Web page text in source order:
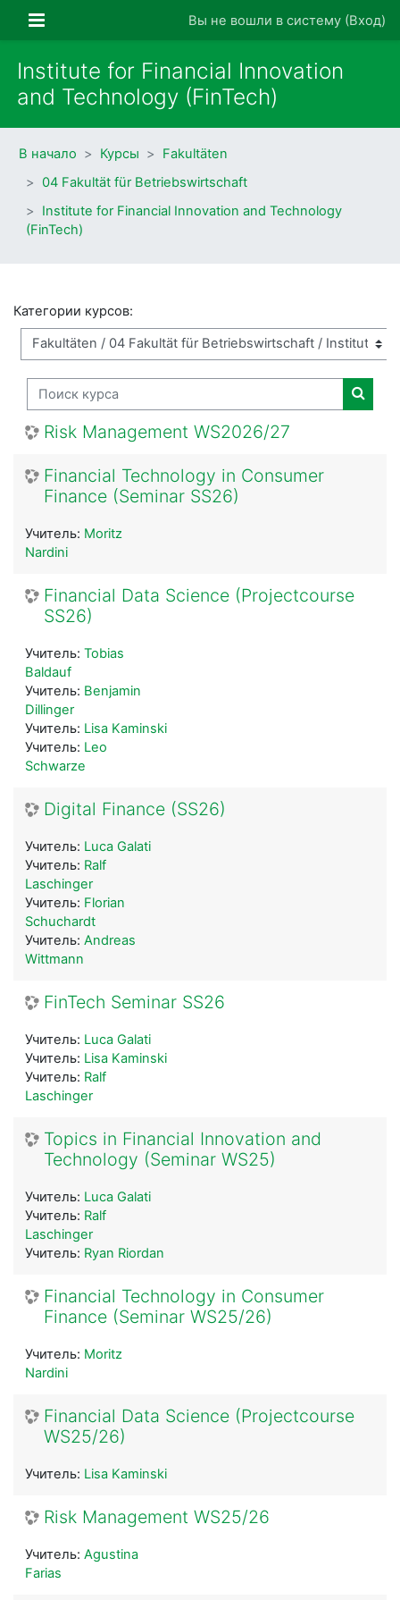
Боковая панельВы не вошли в систему (Вход)
Institute for Financial Innovation
and Technology (FinTech)
В начало Курсы
Fakultäten
04 Fakultät für Betriebswirtschaft
Institute for Financial Innovation and Technology
(FinTech)
Категории курсов:
Поиск курса
Поиск
Risk Management WS2026/27
Financial Technology in Consumer
Finance (Seminar SS26)
Учитель: Moritz
Nardini
Financial Data Science (Projectcourse
SS26)
Учитель: Tobias
Baldauf
Учитель: Benjamin
Dillinger
Учитель: Lisa Kaminski
Учитель: Leo
Schwarze
Digital Finance (SS26)
Учитель: Luca Galati
Учитель: Ralf
Laschinger
Учитель: Florian
Schuchardt
Учитель: Andreas
Wittmann
FinTech Seminar SS26
Учитель: Luca Galati
Учитель: Lisa Kaminski
Учитель: Ralf
Laschinger
Topics in Financial Innovation and
Technology (Seminar WS25)
Учитель: Luca Galati
Учитель: Ralf
Laschinger
Учитель: Ryan Riordan
Financial Technology in Consumer
Finance (Seminar WS25/26)
Учитель: Moritz
Nardini
Financial Data Science (Projectcourse
WS25/26)
Учитель: Lisa Kaminski
Risk Management WS25/26
Учитель: Agustina
Farias